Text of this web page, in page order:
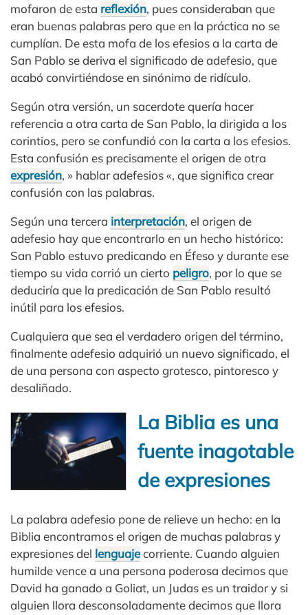
mofaron de esta reflexión, pues consideraban que
eran buenas palabras pero que en la práctica no se
cumplían. De esta mofa de los efesios a la carta de
San Pablo se deriva el significado de adefesio, que
acabó convirtiéndose en sinónimo de ridículo.
Según otra versión, un sacerdote quería hacer
referencia a otra carta de San Pablo, la dirigida a los
corintios, pero se confundió con la carta a los efesios.
Esta confusión es precisamente el origen de otra
expresión, » hablar adefesios «, que significa crear
confusión con las palabras.
Según una tercera interpretación, el origen de
adefesio hay que encontrarlo en un hecho histórico:
San Pablo estuvo predicando en Éfeso y durante ese
tiempo su vida corrió un cierto peligro, por lo que se
deduciría que la predicación de San Pablo resultó
inútil para los efesios.
Cualquiera que sea el verdadero origen del término,
finalmente adefesio adquirió un nuevo significado, el
de una persona con aspecto grotesco, pintoresco y
desaliñado.
La Biblia es una
fuente inagotable
de expresiones
La palabra adefesio pone de relieve un hecho: en la
Biblia encontramos el origen de muchas palabras y
expresiones del lenguajecorriente. Cuando alguien
humilde vence a una persona poderosa decimos que
David ha ganado a Goliat, un Judas es un traidor y si
alguien llora desconsoladamente decimos que llora